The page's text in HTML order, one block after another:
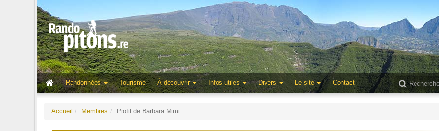
Randonnées
Tourisme À découvrir Infos utiles Divers Le site Contact
Accueil Membres Profil de Barbara Mimi